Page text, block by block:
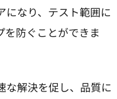
になり、テスト範囲に
を防ぐことができま
な解決を促し、品質に